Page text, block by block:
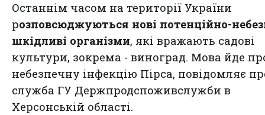
Останнім часом на території України
розповсюджуються нові потенційно-
шкідливі організми, які вражають садові
культури, зокрема - виноград. Мова йде
небезпечну інфекцію Пірса, повідомляє
служба ГУ Держпродспоживслужби в
Херсонській області.